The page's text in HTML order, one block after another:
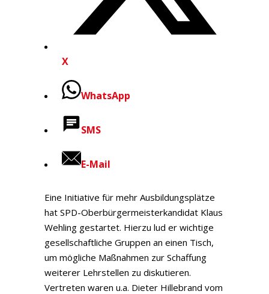
X
WhatsApp
SMS
E-Mail
Eine Initiative für mehr Ausbildungsplätze
hat SPD-Oberbürgermeisterkandidat Klaus
Wehling gestartet. Hierzu lud er wichtige
gesellschaftliche Gruppen an einen Tisch,
um mögliche Maßnahmen zur Schaffung
weiterer Lehrstellen zu diskutieren.
Vertreten waren u.a. Dieter Hillebrand vom